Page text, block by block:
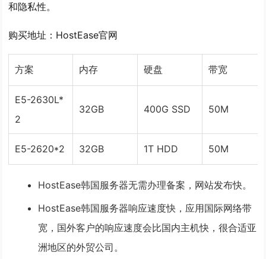
和隐私性。
购买地址：HostEase官网
方案 内存 硬盘 带宽
E5-2630L*
2
32GB 400G SSD 50M
E5-2620*2 32GB 1T HDD 50M
HostEase韩国服务器无需办理备案，网站发布快。
HostEase韩国服务器响应速度快，应用国际网络带
宽，国外客户的响应速度会比国内主机快，很合适亚
洲地区的外贸公司。